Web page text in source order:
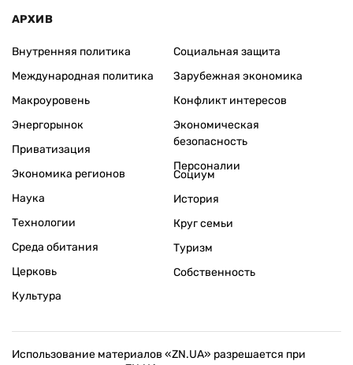
АРХИВ
Внутренняя политика
Международная политика
Макроуровень
Энергорынок
Приватизация
Экономика регионов
Социальная защита
Зарубежная экономика
Конфликт интересов
Экономическая
безопасность
Персоналии
Наука
Технологии
Среда обитания
Церковь
Культура
Социум
История
Круг семьи
Туризм
Собственность
Использование материалов «ZN.UA» разрешается при